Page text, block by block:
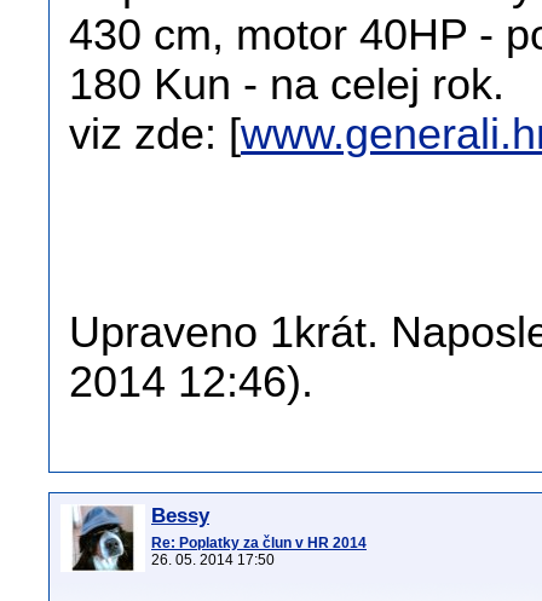
430 cm, motor 40HP -
180 Kun - na celej rok.
viz zde: [
Upraveno 1krát.
2014 12:46).
Bessy
Re: Poplatky za člun v HR 2014
26. 05. 2014 17:50